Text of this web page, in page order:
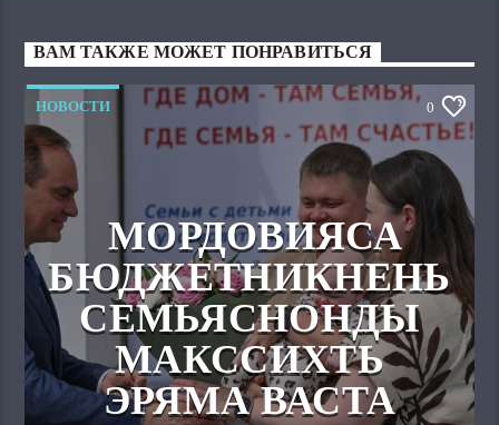
ВАМ ТАКЖЕ МОЖЕТ ПОНРАВИТЬСЯ
НОВОСТИ 0
МОРДОВИЯСА
БЮДЖЕТНИКНЕНЬ
СЕМЬЯСНОНДЫ
МАКССИХТЬ
ЭРЯМА ВАСТА